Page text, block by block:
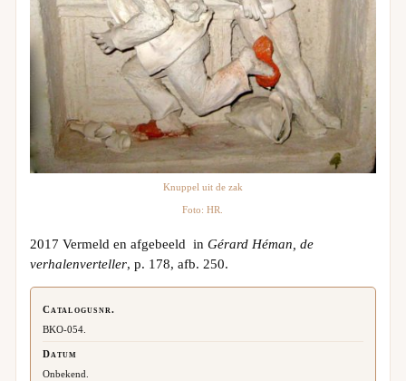
Knuppel uit de zak
Foto: HR.
2017 Vermeld en afgebeeld inGérard Héman, de
verhalenverteller, p. 178, afb. 250.
Catalogusnr.
BKO-054.
Datum
Onbekend.